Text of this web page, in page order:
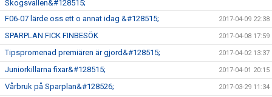
Skogsvallen&#128515;
F06-07 lärde oss ett o annat idag &#128515; 2017-04-09 22:38
SPARPLAN FICK FINBESÖK 2017-04-08 17:59
Tipspromenad premiären är gjord&#128515; 2017-04-02 13:37
Juniorkillarna fixar&#128515; 2017-04-01 20:15
Vårbruk på Sparplan&#128526; 2017-03-29 11:34